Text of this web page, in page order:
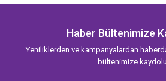
Haber Bültenimize
Yeniliklerden ve kampanyalardan
bültenimize